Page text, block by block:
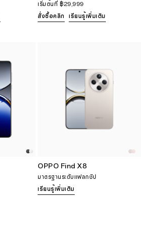
เริ่มต้นที่ ฿29,999
สั่งซื้อคลิก
เรียนรู้เพิ่มเติม
OPPO Find X8
มาตรฐานระดับแฟลกชิป
เรียนรู้เพิ่มเติม